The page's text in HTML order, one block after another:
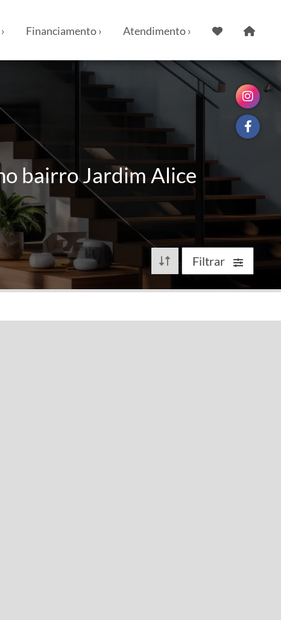
Financiamento › Atendimento ›
bairro Jardim Alice
Filtrar